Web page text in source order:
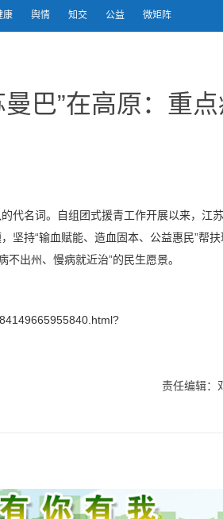
康 舆情 知交 公益 微矩阵
巴”在高原：重
代名词。自组团式援青工作开展以来，江
坚持“输血赋能、造血固本、公益惠民”帮扶
出州、慢病就近治”的民生愿景。
责任编辑：